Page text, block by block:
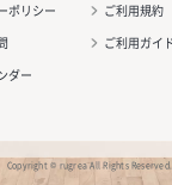
ポリシー
ご利用規約
ご利用ガイ
ダー
Copyright © rugrea All Rights Reserved.